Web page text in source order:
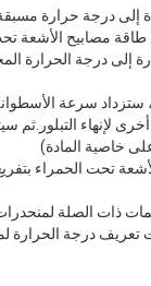
ستزداد سرعة
لإنهاء التبلور.ثم
ذات الصلة
تعريف درجة